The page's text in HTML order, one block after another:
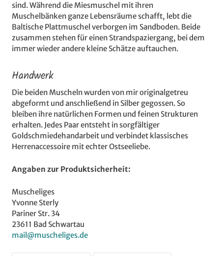
sind. Während die Miesmuschel mit ihren
Muschelbänken ganze Lebensräume schafft, lebt die
Baltische Plattmuschel verborgen im Sandboden. Beide
zusammen stehen für einen Strandspaziergang, bei dem
immer wieder andere kleine Schätze auftauchen.
Handwerk
Die beiden Muscheln wurden von mir originalgetreu
abgeformt und anschließend in Silber gegossen. So
bleiben ihre natürlichen Formen und feinen Strukturen
erhalten. Jedes Paar entsteht in sorgfältiger
Goldschmiedehandarbeit und verbindet klassisches
Herrenaccessoire mit echter Ostseeliebe.
Angaben zur Produktsicherheit:
Muscheliges
Yvonne Sterly
Pariner Str. 34
23611 Bad Schwartau
mail@muscheliges.de